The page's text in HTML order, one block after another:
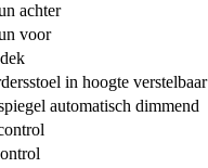
achter
voor
in hoogte verstelbaar
automatisch dimmend